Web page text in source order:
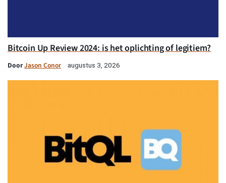
Bitcoin Up Review 2024: is het oplichting of legitiem?
DoorJason Conor augustus 3, 2026